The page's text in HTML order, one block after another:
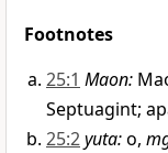
Footnotes
25:1 Maon:
Septuagint;
25:2yuta:o,